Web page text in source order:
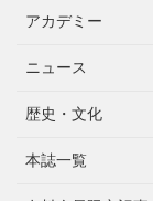
アカデミー
ニュース
歴史・文化
本誌一覧